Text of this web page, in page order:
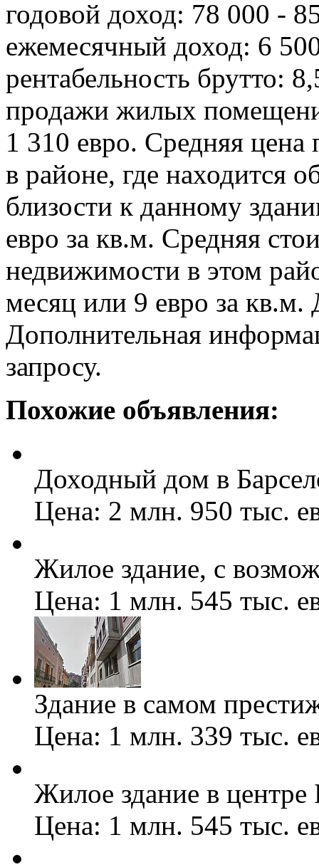
годовой доход: 78 000 -
ежемесячный доход: 6
рентабельность брутто:
продажи жилых
1 310 евро. Средняя
в районе, где находится
близости к данному
евро за кв.м. Средняя
недвижимости в этом
месяц или 9 евро за кв.м.
Дополнительная
запросу.
Похожие объявления:
Доходный дом в
Цена: 2 млн. 950 тыс.
Жилое здание, с
Цена: 1 млн. 545 тыс.
Здание в самом
Цена: 1 млн. 339 тыс.
Жилое здание в центре
Цена: 1 млн. 545 тыс.